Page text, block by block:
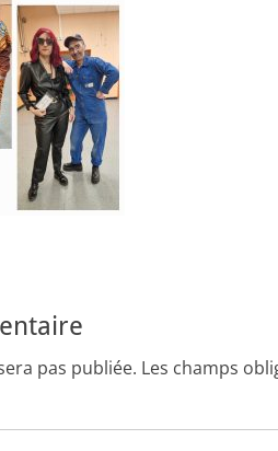
pas publiée. Les champs